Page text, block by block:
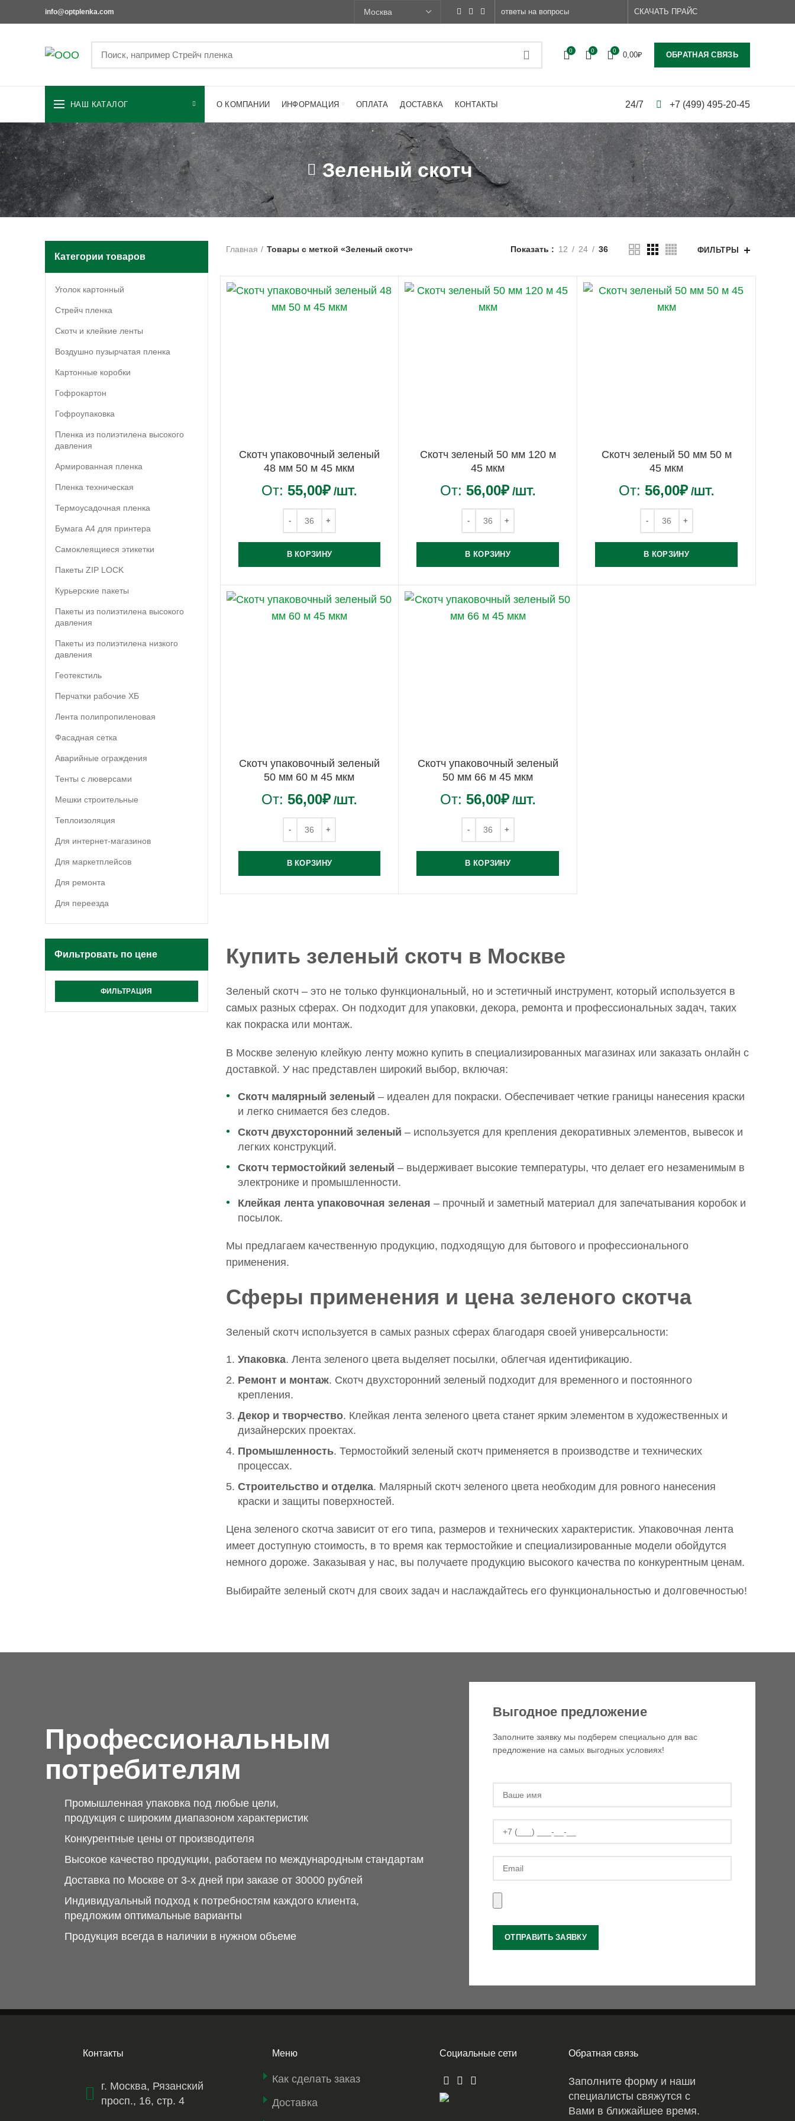
info@optplenka.com ответы на вопросы СКАЧАТЬ ПРАЙС
0 0 0 0,00₽ ОБРАТНАЯ СВЯЗЬ
НАШ КАТАЛОГ О КОМПАНИИ ИНФОРМАЦИЯ ОПЛАТА ДОСТАВКА КОНТАКТЫ 24/7 +7 (499) 495-20-45
Зеленый скотч
Категории товаров
Уголок картонный
Стрейч пленка
Скотч и клейкие ленты
Воздушно пузырчатая пленка
Картонные коробки
Гофрокартон
Гофроупаковка
Пленка из полиэтилена высокого
давления
Армированная пленка
Пленка техническая
Термоусадочная пленка
Бумага А4 для принтера
Самоклеящиеся этикетки
Пакеты ZIP LOCK
Курьерские пакеты
Пакеты из полиэтилена высокого
давления
Пакеты из полиэтилена низкого
давления
Геотекстиль
Перчатки рабочие ХБ
Лента полипропиленовая
Фасадная сетка
Аварийные ограждения
Тенты с люверсами
Мешки строительные
Теплоизоляция
Для интернет-магазинов
Для маркетплейсов
Для ремонта
Для переезда
Фильтровать по цене
ФИЛЬТРАЦИЯ
Главная Товары с меткой «Зеленый скотч» Показать 12 24 36 ФИЛЬТРЫ
Скотч упаковочный зеленый
48 мм 50 м 45 мкм
От:55,00₽ /ШТ.
В КОРЗИНУ
Скотч зеленый 50 мм 120 м
45 мкм
От:56,00₽ /ШТ.
В КОРЗИНУ
Скотч зеленый 50 мм 50 м
45 мкм
От:56,00₽ /ШТ.
В КОРЗИНУ
Скотч упаковочный зеленый
50 мм 60 м 45 мкм
От:56,00₽ /ШТ.
В КОРЗИНУ
Скотч упаковочный зеленый
50 мм 66 м 45 мкм
От:56,00₽ /ШТ.
В КОРЗИНУ
Купить зеленый скотч в Москве
Зеленый скотч – это не только функциональный, но и эстетичный инструмент, который используется в
самых разных сферах. Он подходит для упаковки, декора, ремонта и профессиональных задач, таких
как покраска или монтаж.
В Москве зеленую клейкую ленту можно купить в специализированных магазинах или заказать онлайн с
доставкой. У нас представлен широкий выбор, включая:
Скотч малярный зеленый – идеален для покраски. Обеспечивает четкие границы нанесения краски
и легко снимается без следов.
Скотч двухсторонний зеленый – используется для крепления декоративных элементов, вывесок и
легких конструкций.
Скотч термостойкий зеленый – выдерживает высокие температуры, что делает его незаменимым в
электронике и промышленности.
Клейкая лента упаковочная зеленая – прочный и заметный материал для запечатывания коробок и
посылок.
Мы предлагаем качественную продукцию, подходящую для бытового и профессионального
применения.
Сферы применения и цена зеленого скотча
Зеленый скотч используется в самых разных сферах благодаря своей универсальности:
Упаковка. Лента зеленого цвета выделяет посылки, облегчая идентификацию.
Ремонт и монтаж. Скотч двухсторонний зеленый подходит для временного и постоянного
крепления.
Декор и творчество. Клейкая лента зеленого цвета станет ярким элементом в художественных и
дизайнерских проектах.
Промышленность. Термостойкий зеленый скотч применяется в производстве и технических
процессах.
Строительство и отделка. Малярный скотч зеленого цвета необходим для ровного нанесения
краски и защиты поверхностей.
Цена зеленого скотча зависит от его типа, размеров и технических характеристик. Упаковочная лента
имеет доступную стоимость, в то время как термостойкие и специализированные модели обойдутся
немного дороже. Заказывая у нас, вы получаете продукцию высокого качества по конкурентным ценам.
Выбирайте зеленый скотч для своих задач и наслаждайтесь его функциональностью и долговечностью!
Профессиональным
потребителям
Промышленная упаковка под любые цели,
продукция с широким диапазоном характеристик
Конкурентные цены от производителя
Высокое качество продукции, работаем по международным стандартам
Доставка по Москве от 3-х дней при заказе от 30000 рублей
Индивидуальный подход к потребностям каждого клиента,
предложим оптимальные варианты
Продукция всегда в наличии в нужном объеме
Выгодное предложение
Заполните заявку мы подберем специально для вас
предложение на самых выгодных условиях!
Контакты
г. Москва, Рязанский
просп., 16, стр. 4
Меню
Как сделать заказ
Доставка
Социальные сети Обратная связь
Заполните форму и наши
специалисты свяжутся с
Вами в ближайшее время.